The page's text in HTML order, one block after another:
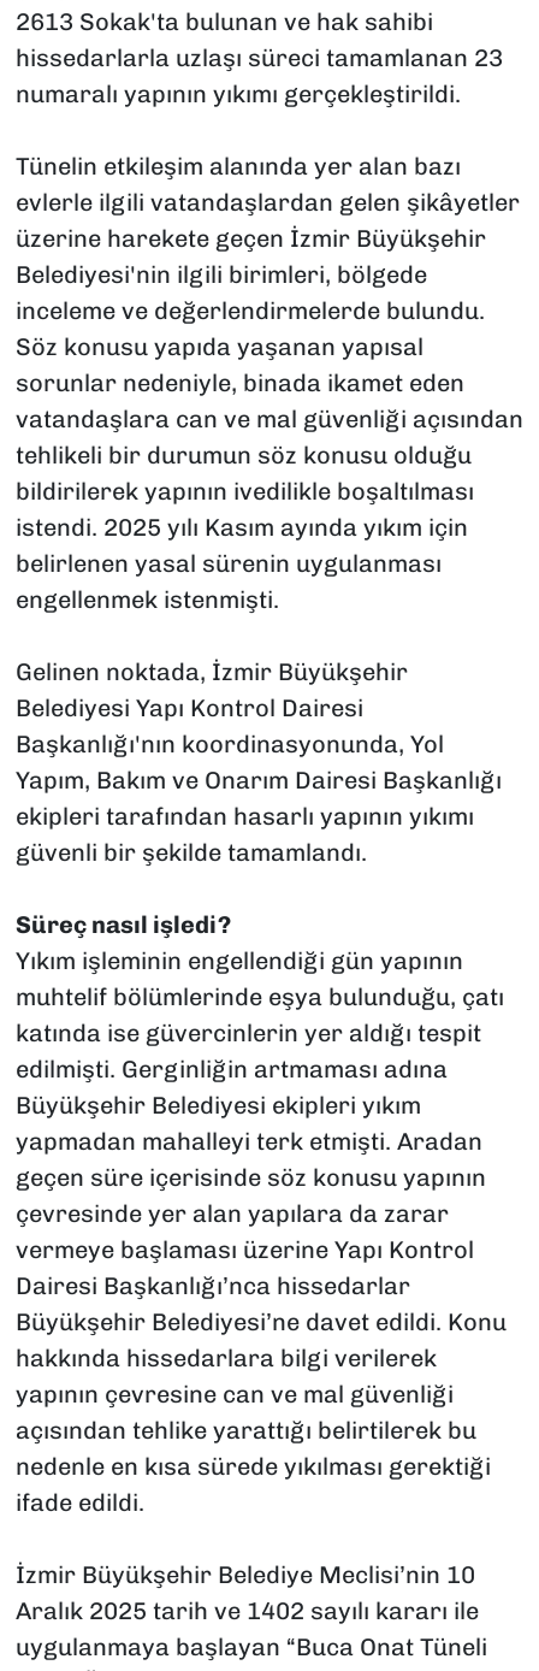
2613 Sokak'ta bulunan ve hak sahibi
hissedarlarla uzlaşı süreci tamamlanan 23
numaralı yapının yıkımı gerçekleştirildi.
Tünelin etkileşim alanında yer alan bazı
evlerle ilgili vatandaşlardan gelen şikâyetler
üzerine harekete geçen İzmir Büyükşehir
Belediyesi'nin ilgili birimleri, bölgede
inceleme ve değerlendirmelerde bulundu.
Söz konusu yapıda yaşanan yapısal
sorunlar nedeniyle, binada ikamet eden
vatandaşlara can ve mal güvenliği açısından
tehlikeli bir durumun söz konusu olduğu
bildirilerek yapının ivedilikle boşaltılması
istendi. 2025 yılı Kasım ayında yıkım için
belirlenen yasal sürenin uygulanması
engellenmek istenmişti.
Gelinen noktada, İzmir Büyükşehir
Belediyesi Yapı Kontrol Dairesi
Başkanlığı'nın koordinasyonunda, Yol
Yapım, Bakım ve Onarım Dairesi Başkanlığı
ekipleri tarafından hasarlı yapının yıkımı
güvenli bir şekilde tamamlandı.
Süreç nasıl işledi?
Yıkım işleminin engellendiği gün yapının
muhtelif bölümlerinde eşya bulunduğu, çatı
katında ise güvercinlerin yer aldığı tespit
edilmişti. Gerginliğin artmaması adına
Büyükşehir Belediyesi ekipleri yıkım
yapmadan mahalleyi terk etmişti. Aradan
geçen süre içerisinde söz konusu yapının
çevresinde yer alan yapılara da zarar
vermeye başlaması üzerine Yapı Kontrol
Dairesi Başkanlığı’nca hissedarlar
Büyükşehir Belediyesi’ne davet edildi. Konu
hakkında hissedarlara bilgi verilerek
yapının çevresine can ve mal güvenliği
açısından tehlike yarattığı belirtilerek bu
nedenle en kısa sürede yıkılması gerektiği
ifade edildi.
İzmir Büyükşehir Belediye Meclisi’nin 10
Aralık 2025 tarih ve 1402 sayılı kararı ile
uygulanmaya başlayan “Buca Onat Tüneli